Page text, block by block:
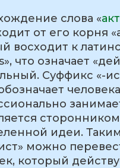
слова «
от его корня
восходит к
что означает
Суффикс «-
сторонником
идеи.
можно
который